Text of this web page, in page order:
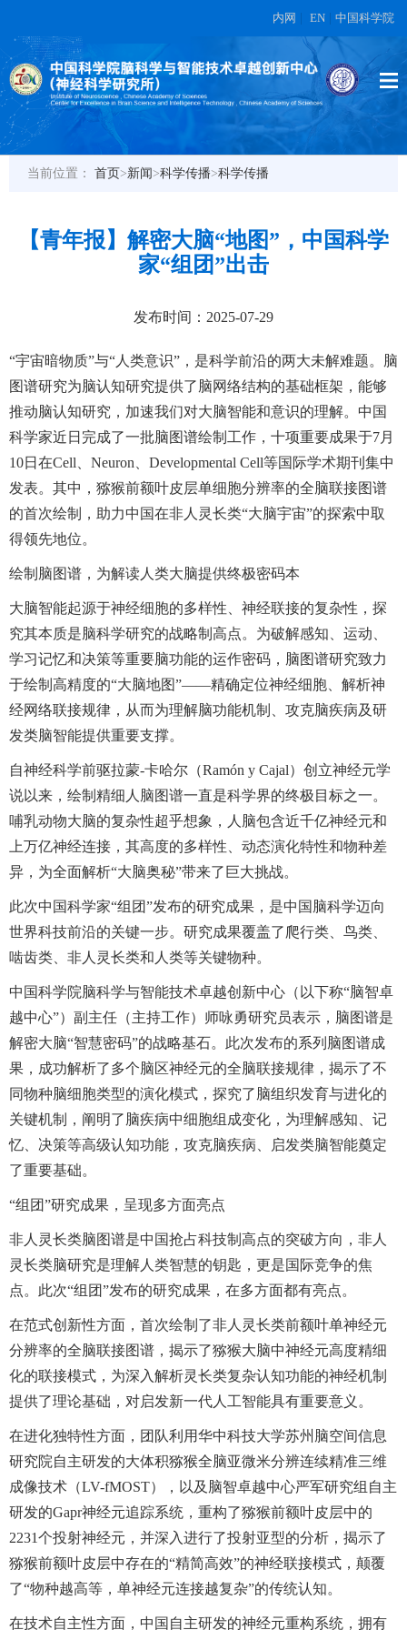
内网 EN 中国科学院
当前位置： 首页>新闻>科学传播>科学传播
【青年报】解密大脑“地图”，中国科学
家“组团”出击
发布时间：2025-07-29
“宇宙暗物质”与“人类意识”，是科学前沿的两大未解难题。脑
图谱研究为脑认知研究提供了脑网络结构的基础框架，能够
推动脑认知研究，加速我们对大脑智能和意识的理解。中国
科学家近日完成了一批脑图谱绘制工作，十项重要成果于7月
10日在Cell、Neuron、Developmental Cell等国际学术期刊集中
发表。其中，猕猴前额叶皮层单细胞分辨率的全脑联接图谱
的首次绘制，助力中国在非人灵长类“大脑宇宙”的探索中取
得领先地位。
绘制脑图谱，为解读人类大脑提供终极密码本
大脑智能起源于神经细胞的多样性、神经联接的复杂性，探
究其本质是脑科学研究的战略制高点。为破解感知、运动、
学习记忆和决策等重要脑功能的运作密码，脑图谱研究致力
于绘制高精度的“大脑地图”——精确定位神经细胞、解析神
经网络联接规律，从而为理解脑功能机制、攻克脑疾病及研
发类脑智能提供重要支撑。
自神经科学前驱拉蒙-卡哈尔（Ramón y Cajal）创立神经元学
说以来，绘制精细人脑图谱一直是科学界的终极目标之一。
哺乳动物大脑的复杂性超乎想象，人脑包含近千亿神经元和
上万亿神经连接，其高度的多样性、动态演化特性和物种差
异，为全面解析“大脑奥秘”带来了巨大挑战。
此次中国科学家“组团”发布的研究成果，是中国脑科学迈向
世界科技前沿的关键一步。研究成果覆盖了爬行类、鸟类、
啮齿类、非人灵长类和人类等关键物种。
中国科学院脑科学与智能技术卓越创新中心（以下称“脑智卓
越中心”）副主任（主持工作）师咏勇研究员表示，脑图谱是
解密大脑“智慧密码”的战略基石。此次发布的系列脑图谱成
果，成功解析了多个脑区神经元的全脑联接规律，揭示了不
同物种脑细胞类型的演化模式，探究了脑组织发育与进化的
关键机制，阐明了脑疾病中细胞组成变化，为理解感知、记
忆、决策等高级认知功能，攻克脑疾病、启发类脑智能奠定
了重要基础。
“组团”研究成果，呈现多方面亮点
非人灵长类脑图谱是中国抢占科技制高点的突破方向，非人
灵长类脑研究是理解人类智慧的钥匙，更是国际竞争的焦
点。此次“组团”发布的研究成果，在多方面都有亮点。
在范式创新性方面，首次绘制了非人灵长类前额叶单神经元
分辨率的全脑联接图谱，揭示了猕猴大脑中神经元高度精细
化的联接模式，为深入解析灵长类复杂认知功能的神经机制
提供了理论基础，对启发新一代人工智能具有重要意义。
在进化独特性方面，团队利用华中科技大学苏州脑空间信息
研究院自主研发的大体积猕猴全脑亚微米分辨连续精准三维
成像技术（LV-fMOST），以及脑智卓越中心严军研究组自主
研发的Gapr神经元追踪系统，重构了猕猴前额叶皮层中的
2231个投射神经元，并深入进行了投射亚型的分析，揭示了
猕猴前额叶皮层中存在的“精简高效”的神经联接模式，颠覆
了“物种越高等，单神经元连接越复杂”的传统认知。
在技术自主性方面，中国自主研发的神经元重构系统，拥有